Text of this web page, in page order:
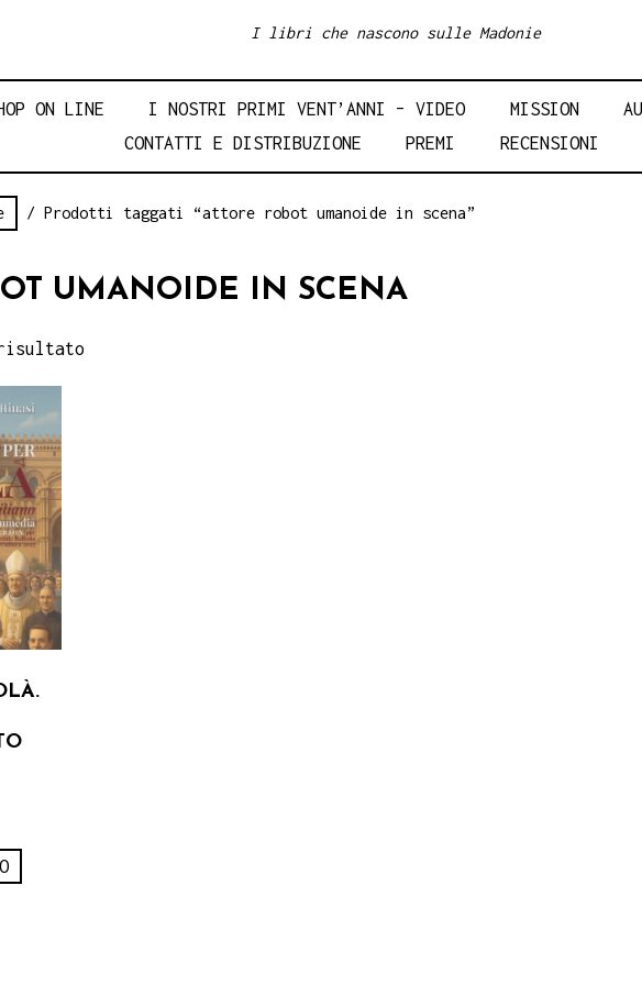
I libri che nascono sulle Madonie
ON LINE I NOSTRI PRIMI VENT’ANNI – VIDEO MISSION
CONTATTI E DISTRIBUZIONE
PREMI RECENSIONI
/ Prodotti taggati “attore robot umanoide in scena”
UMANOIDE IN SCENA